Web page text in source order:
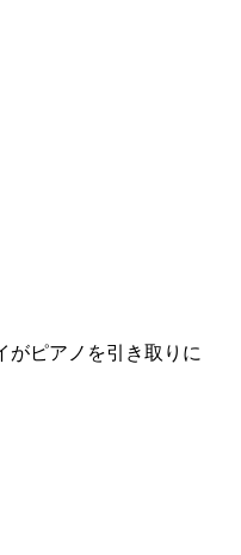
ピアノを引き取りに